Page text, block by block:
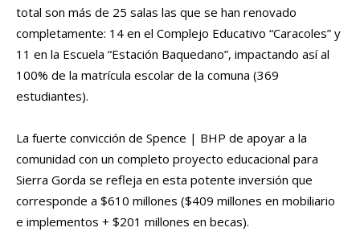
total son más de 25 salas las que se han renovado
completamente: 14 en el Complejo Educativo “Caracoles” y
11 en la Escuela “Estación Baquedano”, impactando así al
100% de la matrícula escolar de la comuna (369
estudiantes).
La fuerte convicción de Spence | BHP de apoyar a la
comunidad con un completo proyecto educacional para
Sierra Gorda se refleja en esta potente inversión que
corresponde a $610 millones ($409 millones en mobiliario
e implementos + $201 millones en becas).